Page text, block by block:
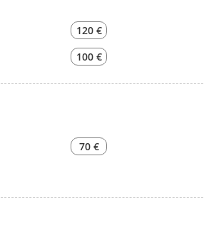
120 €
100 €
70 €